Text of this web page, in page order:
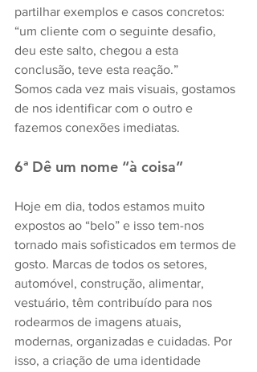
partilhar exemplos e casos concretos:
“um cliente com o seguinte desafio,
deu este salto, chegou a esta
conclusão, teve esta reação.”
Somos cada vez mais visuais, gostamos
de nos identificar com o outro e
fazemos conexões imediatas.
6ª Dê um nome “à coisa”
Hoje em dia, todos estamos muito
expostos ao “belo” e isso tem-nos
tornado mais sofisticados em termos de
gosto. Marcas de todos os setores,
automóvel, construção, alimentar,
vestuário, têm contribuído para nos
rodearmos de imagens atuais,
modernas, organizadas e cuidadas. Por
isso, a criação de uma identidade